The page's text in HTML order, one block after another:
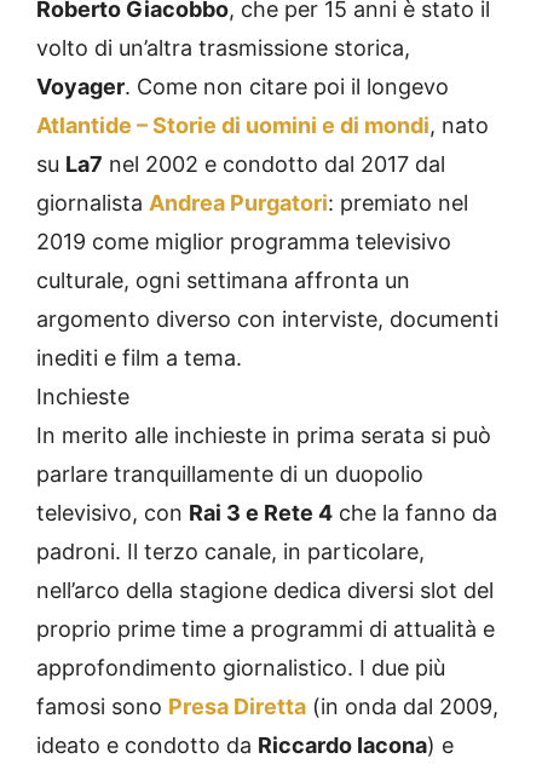
Roberto Giacobbo, che per 15 anni è stato il
volto di un’altra trasmissione storica,
Voyager. Come non citare poi il longevo
Atlantide – Storie di uomini e di mondi, nato
su La7 nel 2002 e condotto dal 2017 dal
giornalista Andrea Purgatori: premiato nel
2019 come miglior programma televisivo
culturale, ogni settimana affronta un
argomento diverso con interviste, documenti
inediti e film a tema.
Inchieste
In merito alle inchieste in prima serata si può
parlare tranquillamente di un duopolio
televisivo, con Rai 3 e Rete 4 che la fanno da
padroni. Il terzo canale, in particolare,
nell’arco della stagione dedica diversi slot del
proprio prime time a programmi di attualità e
approfondimento giornalistico. I due più
famosi sono Presa Diretta (in onda dal 2009,
ideato e condotto da Riccardo Iacona) e